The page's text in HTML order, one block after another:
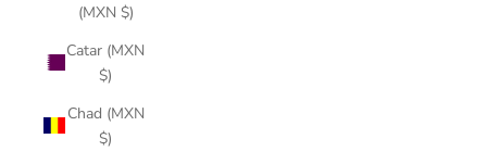
(MXN $)
Catar (MXN
$)
Chad (MXN
$)